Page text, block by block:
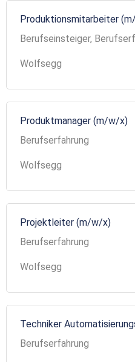
Produktionsmitarbeiter
Berufseinsteiger,
Wolfsegg
Produktmanager (m/w/x)
Berufserfahrung
Wolfsegg
Projektleiter (m/w/x)
Berufserfahrung
Wolfsegg
Techniker
Berufserfahrung